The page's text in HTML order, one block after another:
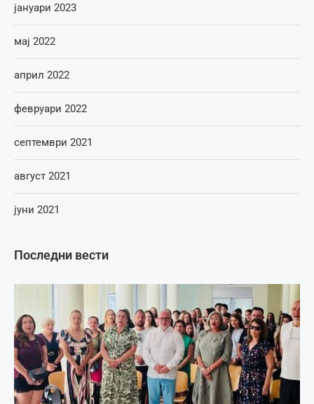
Последни вести
јануари 2023
мај 2022
април 2022
февруари 2022
септември 2021
август 2021
јуни 2021